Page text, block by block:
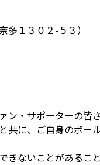
１３０２-５３）
・サポーターの
に、ご自身のボー
ないことがあるこ